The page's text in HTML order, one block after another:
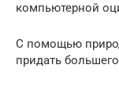
компьютерной
С помощью
придать